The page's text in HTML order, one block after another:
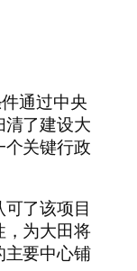
通过中央
了建设大
关键行政
了该项目
，为大田将
主要中心铺